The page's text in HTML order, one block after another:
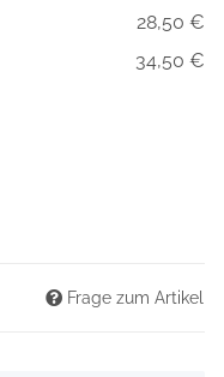
28,50 €
34,50 €
Frage zum Artikel